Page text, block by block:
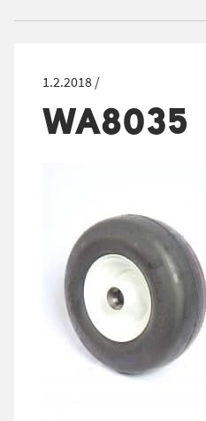
1.2.2018 /
WA8035